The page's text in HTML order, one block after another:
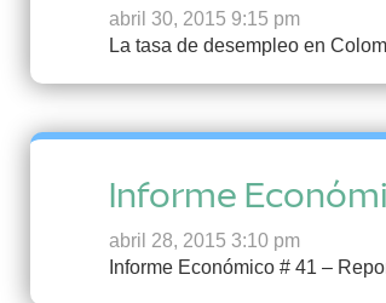
abril 30, 2015 9:15 pm
La tasa de desempleo en
Informe
abril 28, 2015 3:10 pm
Informe Económico # 41 –